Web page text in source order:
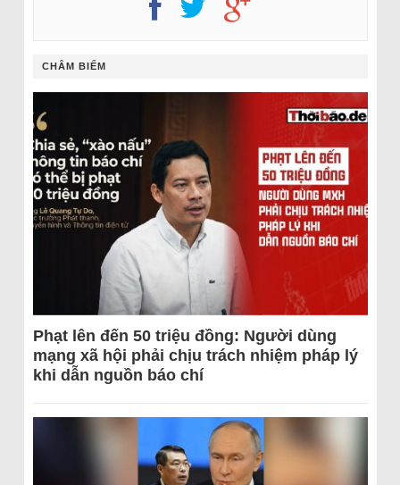
CHÂM BIẾM
Phạt lên đến 50 triệu đồng: Người dùng
mạng xã hội phải chịu trách nhiệm pháp lý
khi dẫn nguồn báo chí